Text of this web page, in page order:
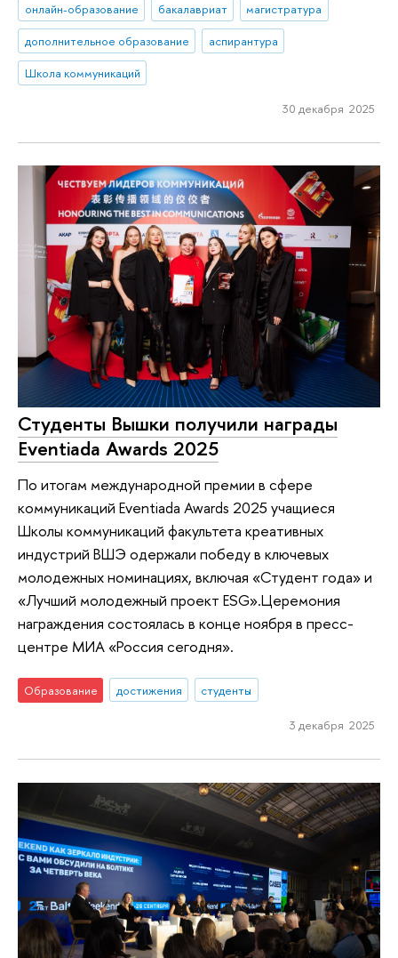
онлайн-образование
бакалавриат
магистратура
дополнительное образование
аспирантура
Школа коммуникаций
30 декабря 2025
Студенты Вышки получили награды
Eventiada Awards 2025
По итогам международной премии в сфере
коммуникаций Eventiada Awards 2025 учащиеся
Школы коммуникаций факультета креативных
индустрий ВШЭ одержали победу в ключевых
молодежных номинациях, включая «Студент года» и
«Лучший молодежный проект ESG».Церемония
награждения состоялась в конце ноября в пресс-
центре МИА «Россия сегодня».
Образование достижения студенты
3 декабря 2025